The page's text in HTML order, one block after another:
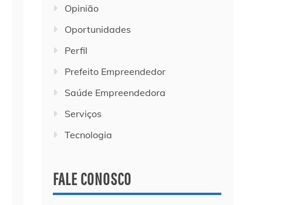
Opinião
Oportunidades
Perfil
Prefeito Empreendedor
Saúde Empreendedora
Serviços
Tecnologia
FALE CONOSCO